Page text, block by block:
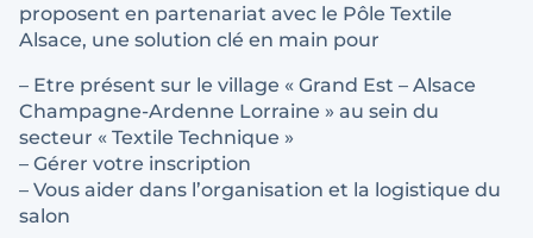
proposent en partenariat avec le Pôle Textile
Alsace, une solution clé en main pour
– Etre présent sur le village « Grand Est – Alsace
Champagne-Ardenne Lorraine » au sein du
secteur « Textile Technique »
– Gérer votre inscription
– Vous aider dans l’organisation et la logistique du
salon